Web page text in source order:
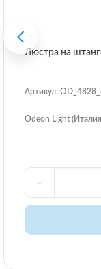
Люстра на
Артикул:
Odeon Light
-